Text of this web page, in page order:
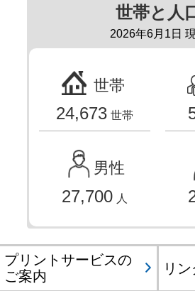
世帯と人
2026年6月1日
世帯
24,673 世帯
男性
27,700 人
プリントサービスの
ご案内
リ